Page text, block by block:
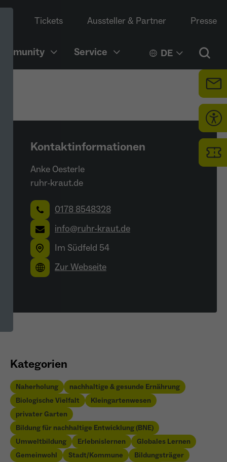
Tickets Aussteller & Partner Presse
Service DE
Kontaktinformationen
Anke Oesterle
ruhr-kraut.de
0178 8548328
info@ruhr-kraut.de
Im Südfeld 54
Zur Webseite
Kategorien
Naherholung
nachhaltige & gesunde Ernährung
Biologische Vielfalt
Kleingartenwesen
privater Garten
Bildung für nachhaltige Entwicklung (BNE)
Umweltbildung
Erlebnislernen
Globales Lernen
Gemeinwohl
Stadt/Kommune
Bildungsträger